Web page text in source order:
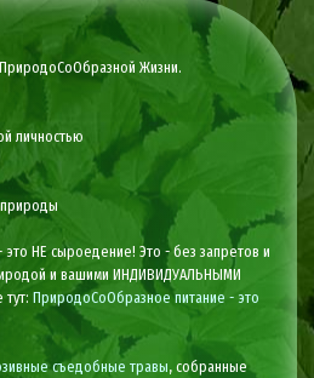
Жизни.
личностью
природы
НЕ сыроедение! Это - без запретов и
и вашими ИНДИВИДУАЛЬНЫМИ
ПриродоСоОбразное питание - это
съедобные травы, собранные